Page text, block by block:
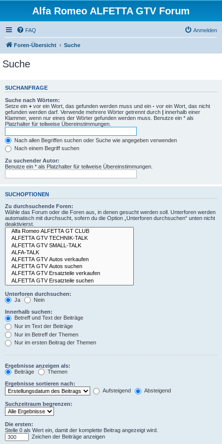
Alfa Romeo ALFETTA GTV Forum
FAQ Anmelden
Foren-Übersicht Suche
Suche
SUCHANFRAGE
Suche nach Wörtern:
Setze ein + vor ein Wort, das gefunden werden muss und ein - vor ein Wort, das nicht
gefunden werden darf. Verwende mehrere Wörter getrennt durch | innerhalb einer
Klammer, wenn nur eines der Wörter gefunden werden muss. Benutze ein * als
Platzhalter für teilweise Übereinstimmungen.
Nach allen Begriffen suchen oder Suche wie angegeben verwenden
Nach einem Begriff suchen
Zu suchender Autor:
Benutze ein * als Platzhalter für teilweise Übereinstimmungen.
SUCHOPTIONEN
Zu durchsuchende Foren:
Wähle das Forum oder die Foren aus, in denen gesucht werden soll. Unterforen werden
automatisch mit durchsucht, sofern du die Option „Unterforen durchsuchen“ unten nicht
deaktivierst.
Unterforen durchsuchen:
Ja
Nein
Innerhalb suchen:
Betreff und Text der Beiträge
Nur im Text der Beiträge
Nur im Betreff der Themen
Nur im ersten Beitrag der Themen
Ergebnisse anzeigen als:
Beiträge
Themen
Ergebnisse sortieren nach:
Aufsteigend
Absteigend
Suchzeitraum begrenzen:
Die ersten:
Stelle 0 als Wert ein, damit der komplette Beitrag angezeigt wird.
Zeichen der Beiträge anzeigen